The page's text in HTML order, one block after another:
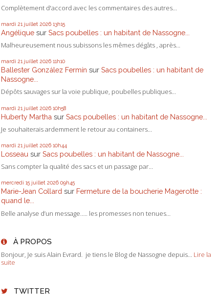
Complètement d'accord avec les commentaires des autres...
mardi 21 juillet 2026 13h15
Angélique sur Sacs poubelles : un habitant de Nassogne...
Malheureusement nous subissons les mêmes dégâts , après...
mardi 21 juillet 2026 11h10
Ballester González Fermín sur Sacs poubelles : un habitant de
Nassogne...
Dépôts sauvages sur la voie publique, poubelles publiques...
mardi 21 juillet 2026 10h58
Huberty Martha sur Sacs poubelles : un habitant de Nassogne...
Je souhaiterais ardemment le retour au containers...
mardi 21 juillet 2026 10h44
Losseau sur Sacs poubelles : un habitant de Nassogne...
Sans compter la qualité des sacs et un passage par...
mercredi 15 juillet 2026 09h45
Marie-Jean Collard sur Fermeture de la boucherie Magerotte :
quand le...
Belle analyse d’un message….. les promesses non tenues...
À PROPOS
Bonjour, Je suis Alain Evrard. je tiens le Blog de Nassogne depuis... Lire la
suite
TWITTER